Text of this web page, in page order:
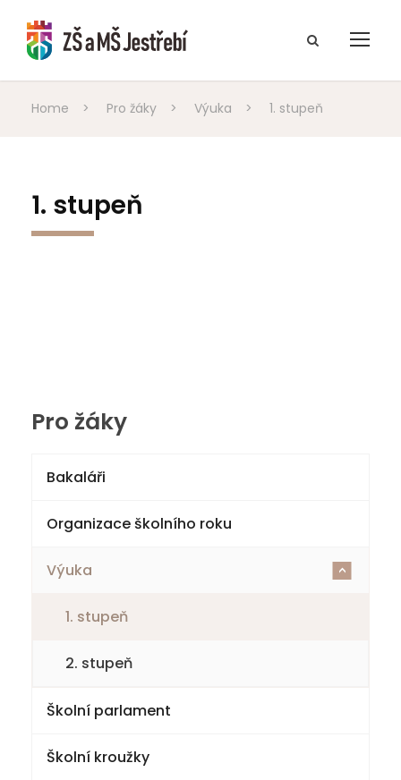
Home > Pro žáky > Výuka > 1. stupeň
1. stupeň
Pro žáky
Bakaláři
Organizace školního roku
Výuka <
1. stupeň
2. stupeň
Školní parlament
Školní kroužky